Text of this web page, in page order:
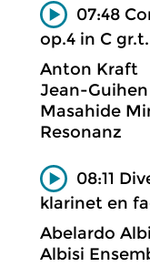
07:48
op.4 in C gr.t.
Anton Kraft
Jean-
Masahide
Resonanz
08:11
klarinet en
Abelardo
Albisi